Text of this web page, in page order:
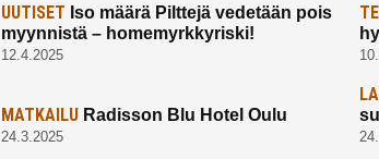
UUTISET Iso määrä Pilttejä vedetään pois
myynnistä – homemyrkkyriski!
12.4.2025
MATKAILU Radisson Blu Hotel Oulu
24.3.2025